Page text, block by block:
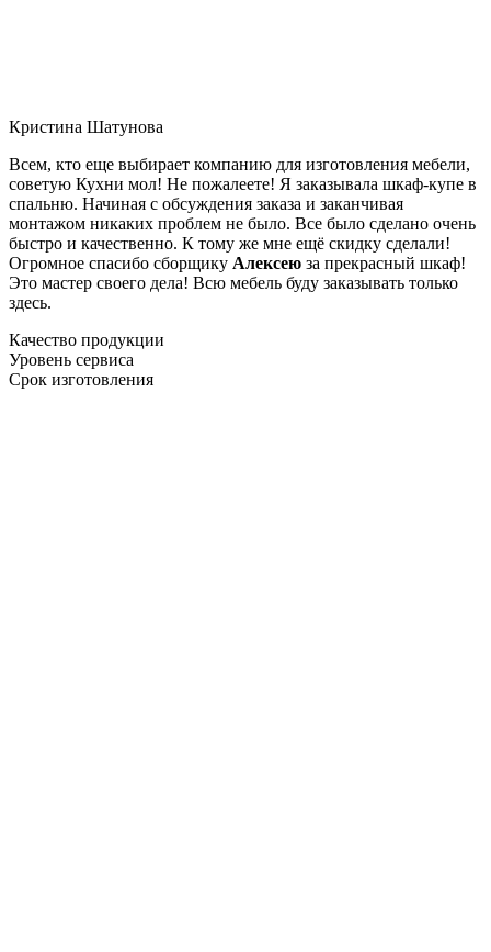
Кристина Шатунова
Всем, кто еще выбирает компанию для изготовления мебели,
советую Кухни мол! Не пожалеете! Я заказывала шкаф-купе в
спальню. Начиная с обсуждения заказа и заканчивая
монтажом никаких проблем не было. Все было сделано очень
быстро и качественно. К тому же мне ещё скидку сделали!
Огромное спасибо сборщику Алексею за прекрасный шкаф!
Это мастер своего дела! Всю мебель буду заказывать только
здесь.
Качество продукции
Уровень сервиса
Срок изготовления